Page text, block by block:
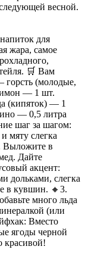
весной.
для
жара, самое
🛒 Вам
горсть (молодые,
— 1 шт.
(кипяток) — 1
— 0,5 литра
шаг за шагом:
мяту слегка
Выложите в
Дайте
акцент:
дольками, слегка
в кувшин. 🔸3.
много льда
(или
Вместо
ягоды черной
красивой!